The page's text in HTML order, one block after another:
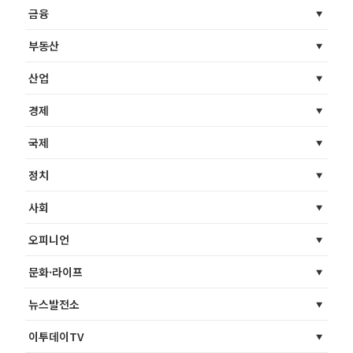
금융
부동산
산업
경제
국제
정치
사회
오피니언
문화·라이프
뉴스발전소
이투데이TV